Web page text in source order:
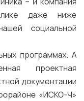
даже ниже
социальной
программах. А
проектная
документации
«ИСКО-Ч»